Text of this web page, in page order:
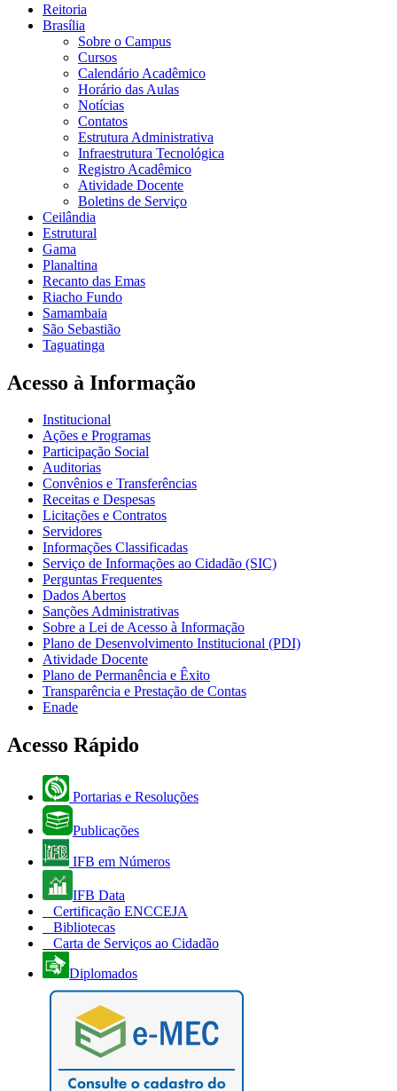
Reitoria
Brasília
Sobre o Campus
Cursos
Calendário Acadêmico
Horário das Aulas
Notícias
Contatos
Estrutura Administrativa
Infraestrutura Tecnológica
Registro Acadêmico
Atividade Docente
Boletins de Serviço
Ceilândia
Estrutural
Gama
Planaltina
Recanto das Emas
Riacho Fundo
Samambaia
São Sebastião
Taguatinga
Acesso à Informação
Institucional
Ações e Programas
Participação Social
Auditorias
Convênios e Transferências
Receitas e Despesas
Licitações e Contratos
Servidores
Informações Classificadas
Serviço de Informações ao Cidadão (SIC)
Perguntas Frequentes
Dados Abertos
Sanções Administrativas
Sobre a Lei de Acesso à Informação
Plano de Desenvolvimento Institucional (PDI)
Atividade Docente
Plano de Permanência e Êxito
Transparência e Prestação de Contas
Enade
Acesso Rápido
Portarias e Resoluções
Publicações
IFB em Números
IFB Data
Certificação ENCCEJA
Bibliotecas
Carta de Serviços ao Cidadão
Diplomados